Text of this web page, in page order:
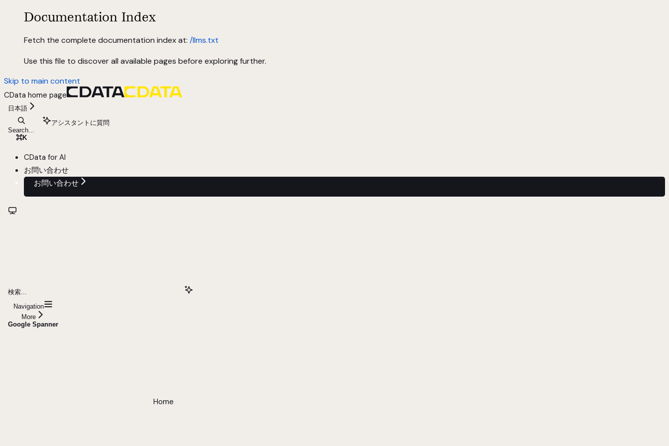
Documentation Index
Fetch the complete documentation index at: /llms.txt
Use this file to discover all available pages before exploring further.
Skip to main content
CData home page
日本語
Search...
⌘K
アシスタントに質問
CData for AI
お問い合わせ
お問い合わせ
検索...
Navigation
More
Google Spanner
Home